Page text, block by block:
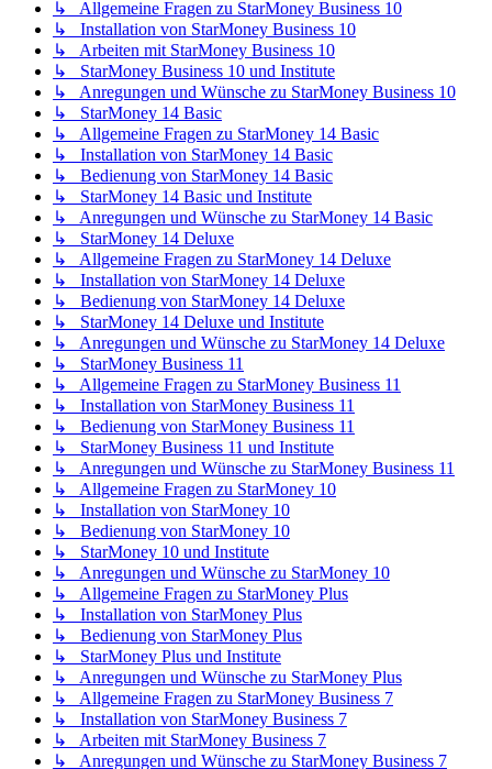
↳ Allgemeine Fragen zu StarMoney Business 10
↳ Installation von StarMoney Business 10
↳ Arbeiten mit StarMoney Business 10
↳ StarMoney Business 10 und Institute
↳ Anregungen und Wünsche zu StarMoney Business 10
↳ StarMoney 14 Basic
↳ Allgemeine Fragen zu StarMoney 14 Basic
↳ Installation von StarMoney 14 Basic
↳ Bedienung von StarMoney 14 Basic
↳ StarMoney 14 Basic und Institute
↳ Anregungen und Wünsche zu StarMoney 14 Basic
↳ StarMoney 14 Deluxe
↳ Allgemeine Fragen zu StarMoney 14 Deluxe
↳ Installation von StarMoney 14 Deluxe
↳ Bedienung von StarMoney 14 Deluxe
↳ StarMoney 14 Deluxe und Institute
↳ Anregungen und Wünsche zu StarMoney 14 Deluxe
↳ StarMoney Business 11
↳ Allgemeine Fragen zu StarMoney Business 11
↳ Installation von StarMoney Business 11
↳ Bedienung von StarMoney Business 11
↳ StarMoney Business 11 und Institute
↳ Anregungen und Wünsche zu StarMoney Business 11
↳ Allgemeine Fragen zu StarMoney 10
↳ Installation von StarMoney 10
↳ Bedienung von StarMoney 10
↳ StarMoney 10 und Institute
↳ Anregungen und Wünsche zu StarMoney 10
↳ Allgemeine Fragen zu StarMoney Plus
↳ Installation von StarMoney Plus
↳ Bedienung von StarMoney Plus
↳ StarMoney Plus und Institute
↳ Anregungen und Wünsche zu StarMoney Plus
↳ Allgemeine Fragen zu StarMoney Business 7
↳ Installation von StarMoney Business 7
↳ Arbeiten mit StarMoney Business 7
↳ Anregungen und Wünsche zu StarMoney Business 7